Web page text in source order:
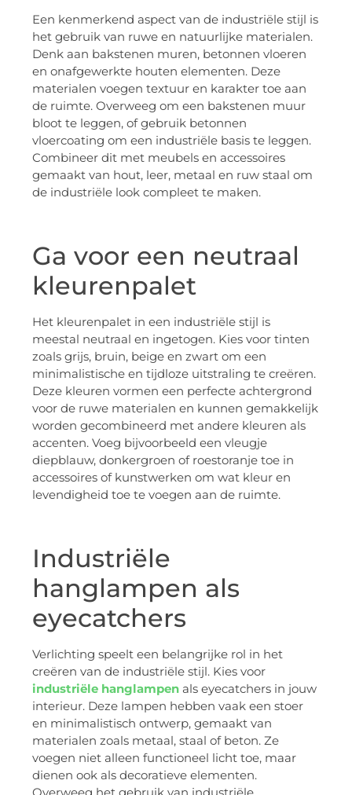
Een kenmerkend aspect van de industriële stijl is
het gebruik van ruwe en natuurlijke materialen.
Denk aan bakstenen muren, betonnen vloeren
en onafgewerkte houten elementen. Deze
materialen voegen textuur en karakter toe aan
de ruimte. Overweeg om een bakstenen muur
bloot te leggen, of gebruik betonnen
vloercoating om een industriële basis te leggen.
Combineer dit met meubels en accessoires
gemaakt van hout, leer, metaal en ruw staal om
de industriële look compleet te maken.
Ga voor een neutraal
kleurenpalet
Het kleurenpalet in een industriële stijl is
meestal neutraal en ingetogen. Kies voor tinten
zoals grijs, bruin, beige en zwart om een
minimalistische en tijdloze uitstraling te creëren.
Deze kleuren vormen een perfecte achtergrond
voor de ruwe materialen en kunnen gemakkelijk
worden gecombineerd met andere kleuren als
accenten. Voeg bijvoorbeeld een vleugje
diepblauw, donkergroen of roestoranje toe in
accessoires of kunstwerken om wat kleur en
levendigheid toe te voegen aan de ruimte.
Industriële
hanglampen als
eyecatchers
Verlichting speelt een belangrijke rol in het
creëren van de industriële stijl. Kies voor
industriële hanglampen als eyecatchers in jouw
interieur. Deze lampen hebben vaak een stoer
en minimalistisch ontwerp, gemaakt van
materialen zoals metaal, staal of beton. Ze
voegen niet alleen functioneel licht toe, maar
dienen ook als decoratieve elementen.